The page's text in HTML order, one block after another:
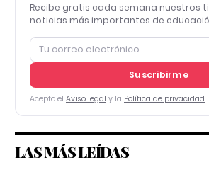
Recibe gratis cada semana nuestros
noticias más importantes de
Suscribirme
Acepto el Aviso legal y la Política de privacidad
LAS MÁS LEÍDAS